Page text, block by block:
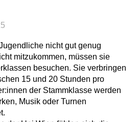
nicht gut genug
mitzukommen, müssen sie
besuchen. Sie verbringen
15 und 20 Stunden pro
der Stammklasse werden
Musik oder Turnen